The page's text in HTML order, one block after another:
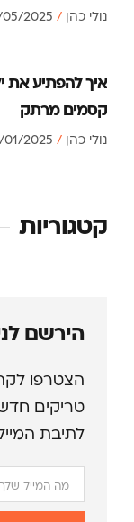
נולי כהן
איך להפתיע את
קסמים מרתק
נולי כהן
קטגוריות
הירשם
הצטרפו
טריקים
לתיבת